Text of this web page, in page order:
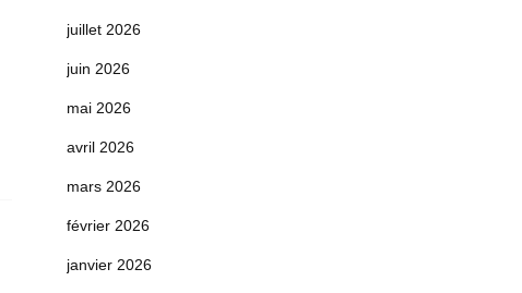
juillet 2026
juin 2026
mai 2026
avril 2026
mars 2026
février 2026
janvier 2026